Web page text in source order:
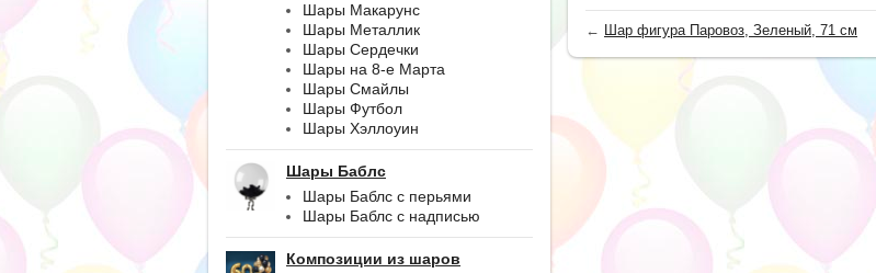
Шары Макарунс
Шары Металлик
Шары Сердечки
Шары на 8-е Марта
Шары Смайлы
Шары Футбол
Шары Хэллоуин
Шары Баблс
Шары Баблс с перьями
Шары Баблс с надписью
Композиции из шаров
← Шар фигура Паровоз, Зеленый, 71 см